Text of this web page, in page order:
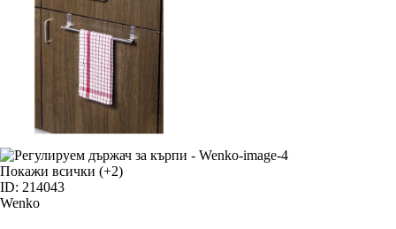
Покажи всички (+2)
ID: 214043
Wenko